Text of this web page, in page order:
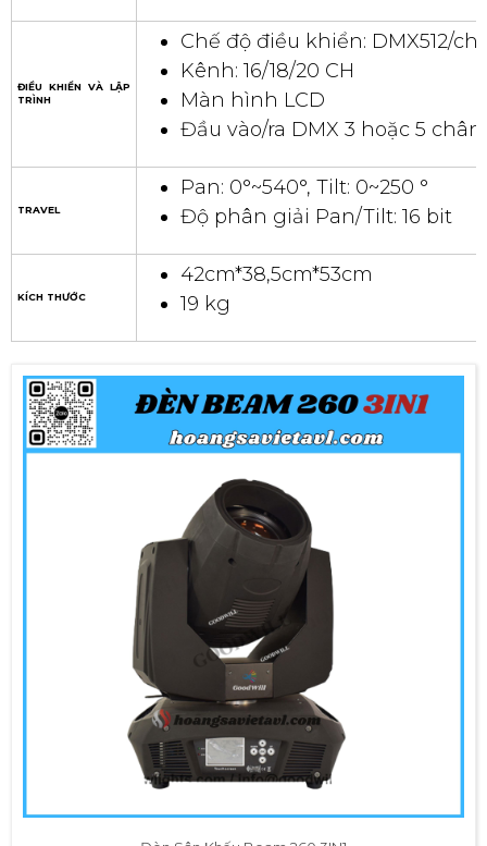
ĐIỀU KHIỂN VÀ LẬP
TRÌNH
Chế độ điều khiển: DMX512/
Kênh: 16/18/20 CH
Màn hình LCD
Đầu vào/ra DMX 3 hoặc 5 chân
TRAVEL
Pan: 0°~540°, Tilt: 0~250 °
Độ phân giải Pan/Tilt: 16 bit
KÍCH THƯỚC
42cm*38,5cm*53cm
19 kg